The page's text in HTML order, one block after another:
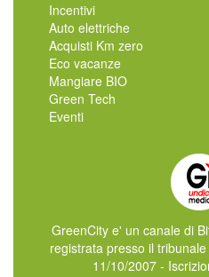
Incentivi
Auto elettriche
Acquisti Km zero
Eco vacanze
Mangiare BIO
Green Tech
Eventi
GreenCity e' un canale di
registrata presso il
11/10/2007 -